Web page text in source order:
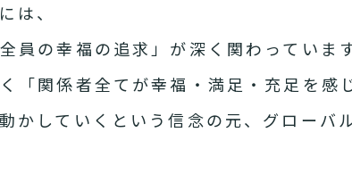
は、
員の幸福の追求」が深く関わっています
「関係者全てが幸福・満足・充足を感
かしていくという信念の元、グローバ